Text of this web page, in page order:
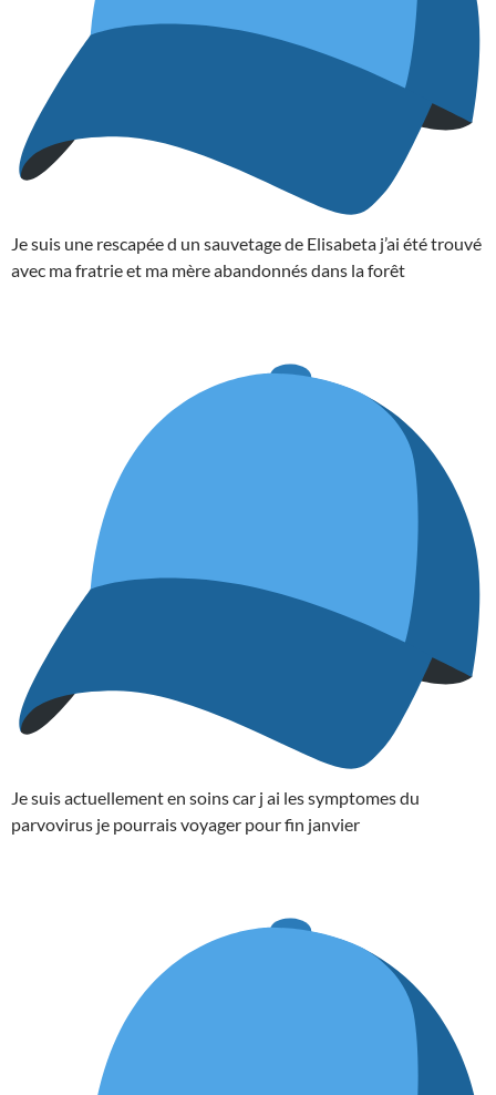
Je suis une rescapée d un sauvetage de Elisabeta j’ai été trouvé
avec ma fratrie et ma mère abandonnés dans la forêt
Je suis actuellement en soins car j ai les symptomes du
parvovirus je pourrais voyager pour fin janvier